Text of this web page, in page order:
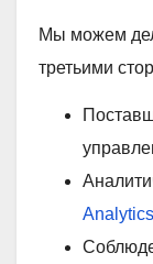
Мы можем
третьими
Analytics